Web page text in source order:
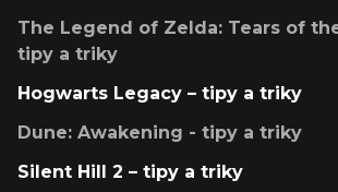
The Legend of Zelda: Tears of
tipy a triky
Hogwarts Legacy – tipy a triky
Dune: Awakening - tipy a triky
Silent Hill 2 – tipy a triky